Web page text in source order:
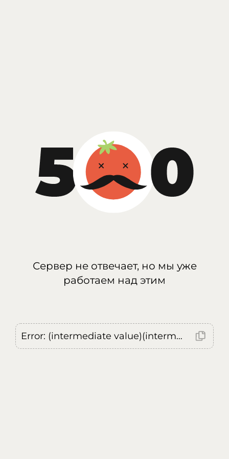
Сервер не отвечает, но мы уже
работаем над этим
Error: (intermediate value)(intermediate value)(intermediate value).replaceAll is not a function